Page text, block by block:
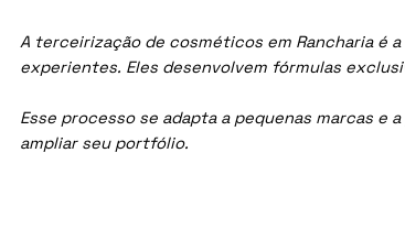
A terceirização de cosméticos em Rancharia é
experientes. Eles desenvolvem fórmulas
Esse processo se adapta a pequenas marcas
ampliar seu portfólio.